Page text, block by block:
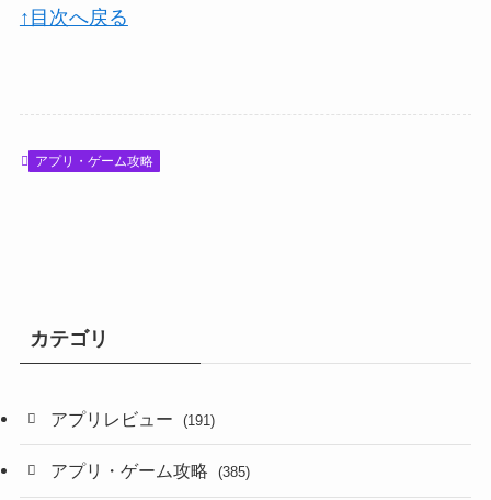
↑目次へ戻る
アプリ・ゲーム攻略
カテゴリ
アプリレビュー (191)
アプリ・ゲーム攻略 (385)